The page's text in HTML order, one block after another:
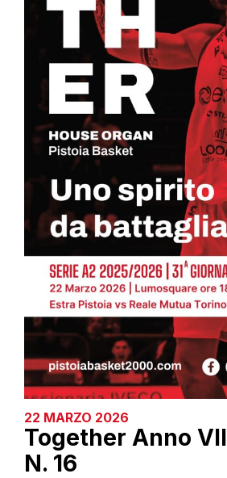
22 MARZO 2026
Together Anno VII
N. 16